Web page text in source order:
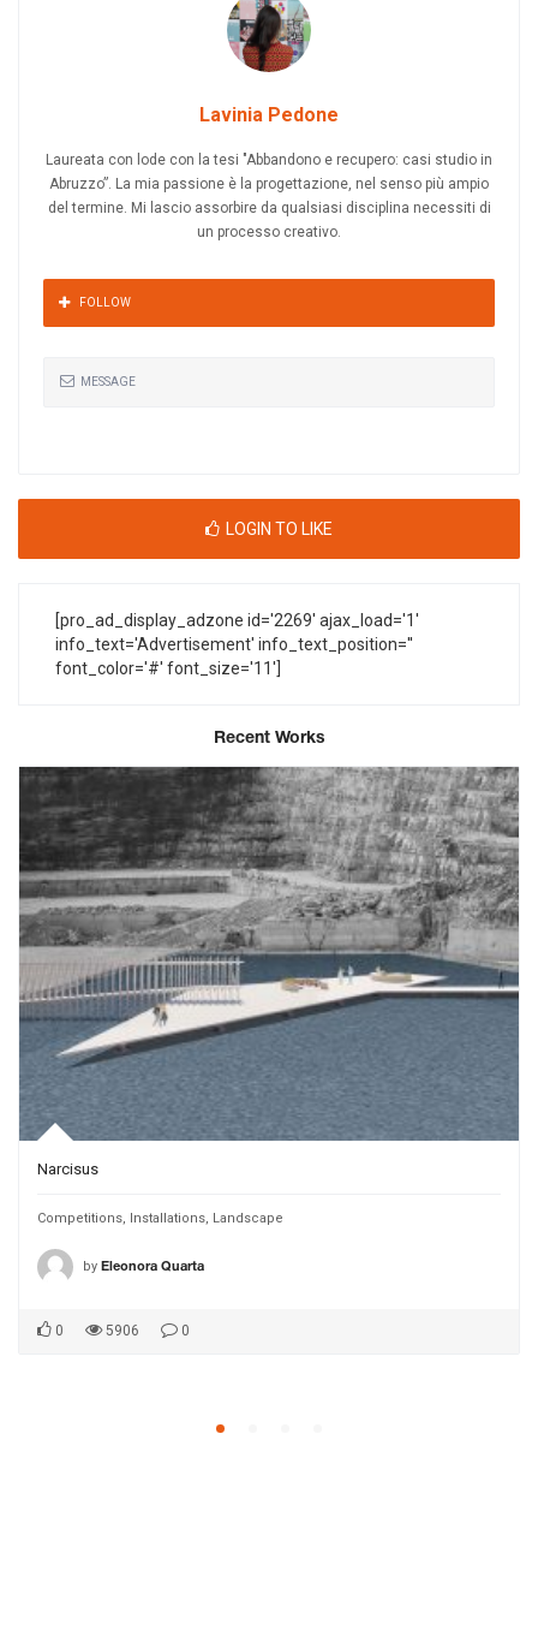
Lavinia Pedone
Laureata con lode con la tesi "Abbandono e recupero: casi studio in
Abruzzo”. La mia passione è la progettazione, nel senso più ampio
del termine. Mi lascio assorbire da qualsiasi disciplina necessiti di
un processo creativo.
FOLLOW
MESSAGE
LOGIN TO LIKE
[pro_ad_display_adzone id='2269' ajax_load='1'
info_text='Advertisement' info_text_position=''
font_color='#' font_size='11']
Recent Works
Narcisus
Competitions, Installations, Landscape
by Eleonora Quarta
0 5906 0